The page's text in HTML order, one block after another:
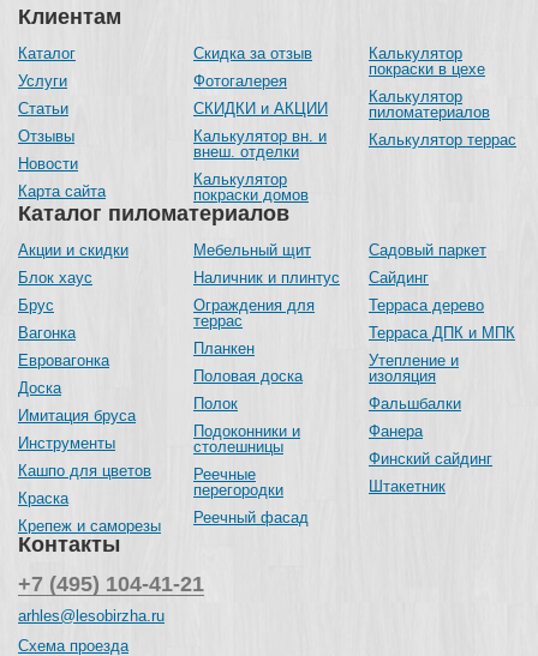
Каталог пиломатериалов
Акции и скидки
Блок хаус
Брус
Вагонка
Евровагонка
Доска
Имитация бруса
Инструменты
Кашпо для цветов
Краска
Крепеж и саморезы
Мебельный щит
Наличник и плинтус
Ограждения для
террас
Планкен
Половая доска
Полок
Подоконники и
столешницы
Реечные
перегородки
Реечный фасад
Садовый паркет
Сайдинг
Терраса дерево
Терраса ДПК и МПК
Утепление и
изоляция
Фальшбалки
Фанера
Финский сайдинг
Штакетник
Клиентам
Каталог
Услуги
Статьи
Отзывы
Новости
Карта сайта
Скидка за отзыв
Фотогалерея
СКИДКИ и АКЦИИ
Калькулятор вн. и
внеш. отделки
Калькулятор
покраски домов
Калькулятор
покраски в цехе
Калькулятор
пиломатериалов
Калькулятор террас
Контакты
+7 (495) 104-41-21
arhles@lesobirzha.ru
Схема проезда